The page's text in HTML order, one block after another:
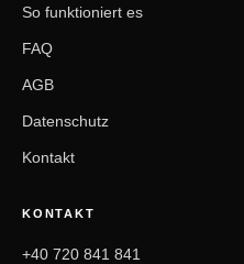
So funktioniert es
FAQ
AGB
Datenschutz
Kontakt
KONTAKT
+40 720 841 841